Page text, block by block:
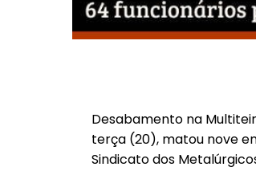
Desabamento na
terça (20), matou nove
Sindicato dos